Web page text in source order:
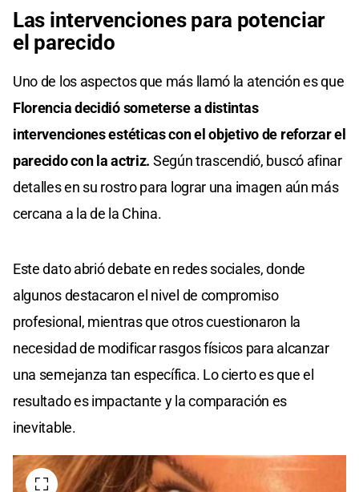
Las intervenciones para potenciar
el parecido
Uno de los aspectos que más llamó la atención es que
Florencia decidió someterse a distintas
intervenciones estéticas con el objetivo de reforzar el
parecido con la actriz. Según trascendió, buscó afinar
detalles en su rostro para lograr una imagen aún más
cercana a la de la China.
Este dato abrió debate en redes sociales, donde
algunos destacaron el nivel de compromiso
profesional, mientras que otros cuestionaron la
necesidad de modificar rasgos físicos para alcanzar
una semejanza tan específica. Lo cierto es que el
resultado es impactante y la comparación es
inevitable.